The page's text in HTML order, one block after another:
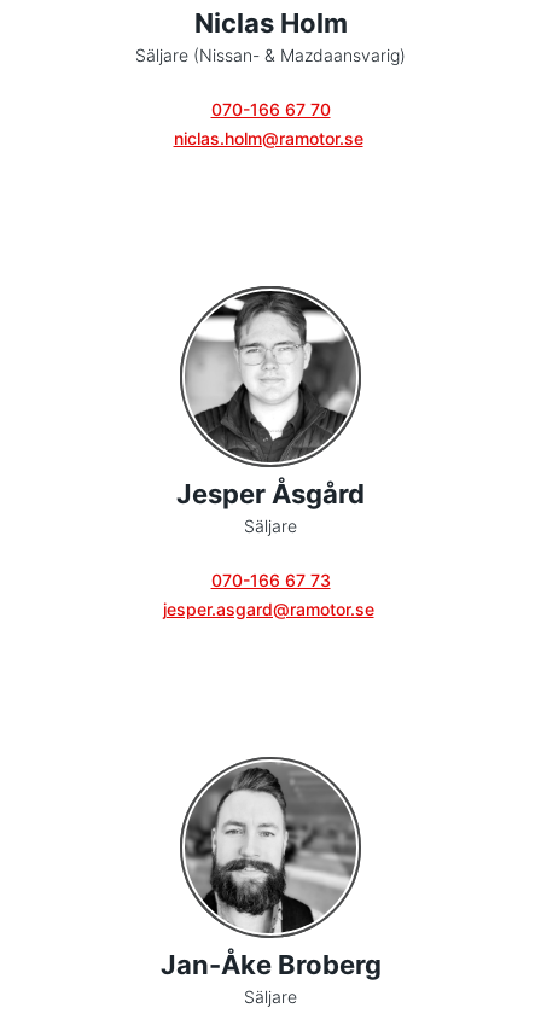
Niclas Holm
Säljare (Nissan- & Mazdaansvarig)
070-166 67 70
niclas.holm@ramotor.se
Jesper Åsgård
Säljare
070-166 67 73
jesper.asgard@ramotor.se
Jan-Åke Broberg
Säljare